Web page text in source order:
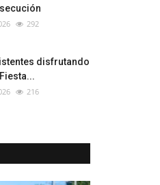
292
disfrutando
216